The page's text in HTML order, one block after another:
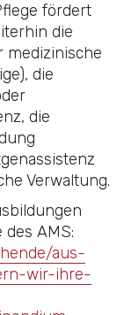
fördert
die
medizinische
die
die
Verwaltung.
AMS:
aus-
wir-ihre-